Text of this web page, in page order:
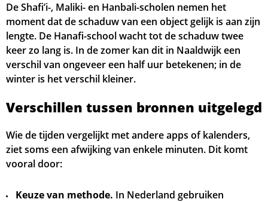
De Shafi’i-, Maliki- en Hanbali-scholen nemen het
moment dat de schaduw van een object gelijk is aan zijn
lengte. De Hanafi-school wacht tot de schaduw twee
keer zo lang is. In de zomer kan dit in Naaldwijk een
verschil van ongeveer een half uur betekenen; in de
winter is het verschil kleiner.
Verschillen tussen bronnen uitgelegd
Wie de tijden vergelijkt met andere apps of kalenders,
ziet soms een afwijking van enkele minuten. Dit komt
vooral door:
Keuze van methode. In Nederland gebruiken